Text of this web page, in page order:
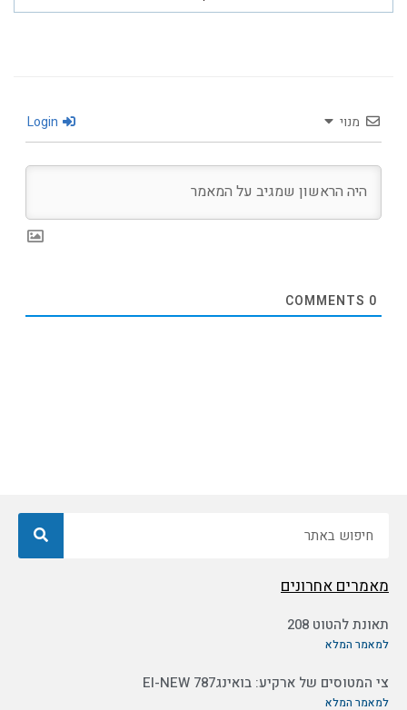
מנוי
0
מאמרים אחרונים
תאונת להטוט 208
למאמר המלא
צי המטוסים של ארקיע: בואינג787 EI-NEW
למאמר המלא